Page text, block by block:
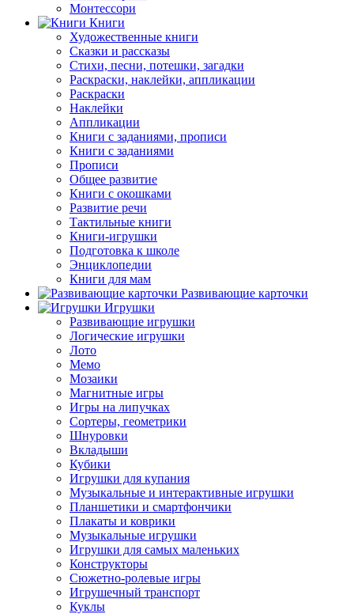
Монтессори
Книги
Художественные книги
Сказки и рассказы
Стихи, песни, потешки, загадки
Раскраски, наклейки, аппликации
Раскраски
Наклейки
Аппликации
Книги с заданиями, прописи
Книги с заданиями
Прописи
Общее развитие
Книги с окошками
Развитие речи
Тактильные книги
Книги-игрушки
Подготовка к школе
Энциклопедии
Книги для мам
Развивающие карточки
Игрушки
Развивающие игрушки
Логические игрушки
Лото
Мемо
Мозаики
Магнитные игры
Игры на липучках
Сортеры, геометрики
Шнуровки
Вкладыши
Кубики
Игрушки для купания
Музыкальные и интерактивные игрушки
Планшетики и смартфончики
Плакаты и коврики
Музыкальные игрушки
Игрушки для самых маленьких
Конструкторы
Сюжетно-ролевые игры
Игрушечный транспорт
Куклы